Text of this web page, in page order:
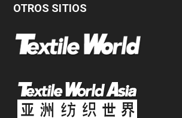
OTROS SITIOS